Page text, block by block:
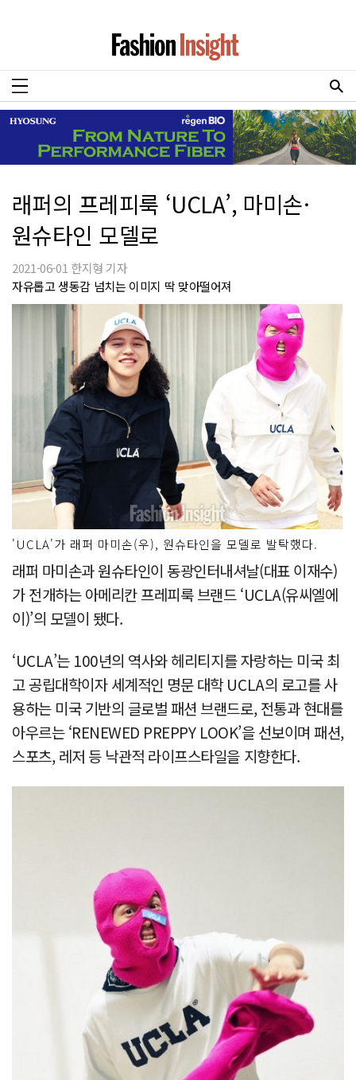
래퍼의 프레피룩 ‘UCLA’, 마미손·
원슈타인 모델로
2021-06-01 한지형 기자
자유롭고 생동감 넘치는 이미지 딱 맞아떨어져
'UCLA'가 래퍼 마미손(우), 원슈타인을 모델로 발탁했다.
래퍼 마미손과 원슈타인이 동광인터내셔날(대표 이재수)
가 전개하는 아메리칸 프레피룩 브랜드 ‘UCLA(유씨엘에
이)’의 모델이 됐다.
‘UCLA’는 100년의 역사와 헤리티지를 자랑하는 미국 최
고 공립대학이자 세계적인 명문 대학 UCLA의 로고를 사
용하는 미국 기반의 글로벌 패션 브랜드로, 전통과 현대를
아우르는 ‘RENEWED PREPPY LOOK’을 선보이며 패션,
스포츠, 레저 등 낙관적 라이프스타일을 지향한다.